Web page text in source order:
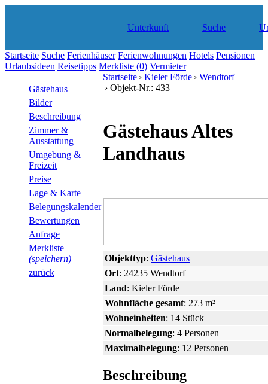
Unterkunft Suche
Startseite Suche Ferienhäuser Ferienwohnungen Hotels Pensionen
Urlaubsideen Reisetipps Merkliste (0) Vermieter
Gästehaus
Bilder
Beschreibung
Zimmer &
Ausstattung
Umgebung &
Freizeit
Preise
Lage & Karte
Belegungskalender
Bewertungen
Anfrage
Merkliste
(speichern)
zurück
Startseite › Kieler Förde › Wendtorf
› Objekt-Nr.: 433
Gästehaus Altes
Landhaus
Objekttyp: Gästehaus
Ort: 24235 Wendtorf
Land: Kieler Förde
Wohnfläche gesamt: 273 m²
Wohneinheiten: 14 Stück
Normalbelegung: 4 Personen
Maximalbelegung: 12 Personen
Beschreibung